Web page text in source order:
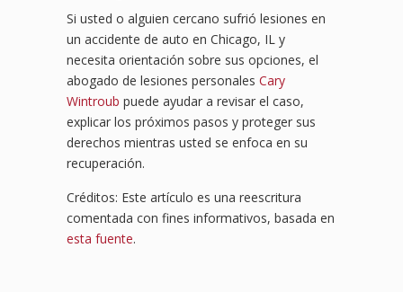
Si usted o alguien cercano sufrió lesiones en
un accidente de auto en Chicago, IL y
necesita orientación sobre sus opciones, el
abogado de lesiones personales Cary
Wintroub puede ayudar a revisar el caso,
explicar los próximos pasos y proteger sus
derechos mientras usted se enfoca en su
recuperación.
Créditos: Este artículo es una reescritura
comentada con fines informativos, basada en
esta fuente.